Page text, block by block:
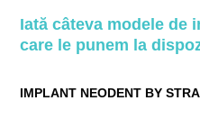
Iată câteva modele de
care le punem la
IMPLANT NEODENT BY